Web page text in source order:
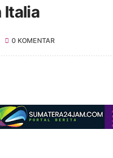
Italia
0 KOMENTAR